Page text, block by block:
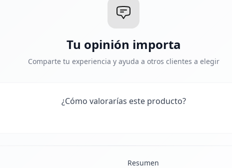
Tu opinión importa
Comparte tu experiencia y ayuda a otros clientes a elegir
¿Cómo valorarías este producto?
Resumen